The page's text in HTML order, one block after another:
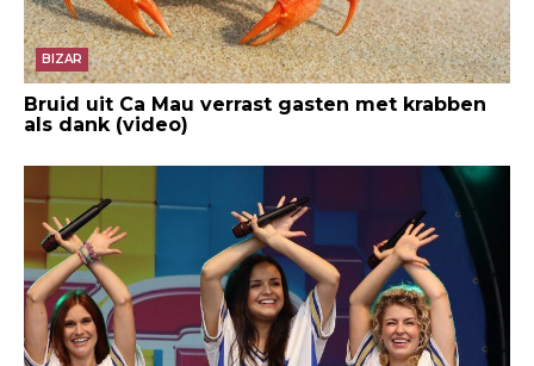
BIZAR
Bruid uit Ca Mau verrast gasten met krabben
als dank (video)